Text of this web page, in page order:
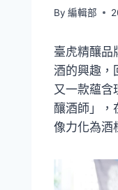
By 編輯部
臺虎精釀品
酒的興趣，
又一款蘊含
釀酒師」，
像力化為酒